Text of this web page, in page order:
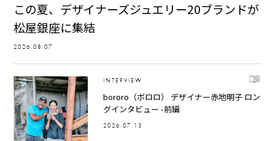
この夏、デザイナーズジュエリー20ブランドが
松屋銀座に集結
2026.08.07
INTERVIEW
bororo（ボロロ） デザイナー赤地明子 ロン
グインタビュー -前編
2026.07.13